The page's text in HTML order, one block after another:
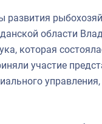
развития
области
которая
участие